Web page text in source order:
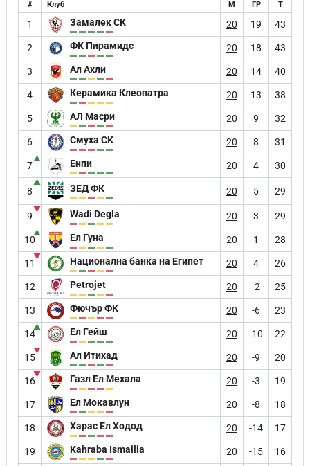
# Клуб М ГР Т
1 Замалек СК 20 19 43
2 ФК Пирамидс 20 18 43
3 Ал Ахли 20 14 40
4 Керамика Клеопатра 20 13 38
5 АЛ Масри 20 9 32
6 Смуха СК 20 8 31
7
▲ Енпи 20 4 30
8
▲
ЗЕД ФК 20 5 29
9
▼ Wadi Degla 20 3 29
10
▲ Ел Гуна 20 1 28
11
▼ Национална банка на Египет 20 4 26
12 Petrojet 20 -2 25
13 Фючър ФК 20 -6 23
14
▲ Ел Гейш 20 -10 22
15
▼ Ал Итихад 20 -9 20
16
▼ Газл Ел Мехала 20 -3 19
17 Ел Мокавлун 20 -8 18
18 Харас Ел Ходод 20 -14 17
19 Kahraba Ismailia 20 -15 16